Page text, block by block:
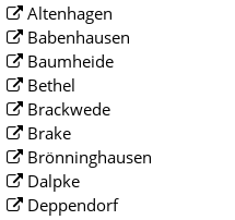
Altenhagen
Babenhausen
Baumheide
Bethel
Brackwede
Brake
Brönninghausen
Dalpke
Deppendorf